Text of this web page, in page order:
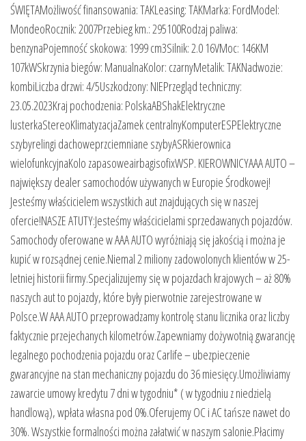
ŚWIĘTAMożliwość finansowania: TAKLeasing: TAKMarka: FordModel:
MondeoRocznik: 2007Przebieg km.: 295100Rodzaj paliwa:
benzynaPojemność skokowa: 1999 cm3Silnik: 2.0 16VMoc: 146KM
107kWSkrzynia biegów: ManualnaKolor: czarnyMetalik: TAKNadwozie:
kombiLiczba drzwi: 4/5Uszkodzony: NIEPrzegląd techniczny:
23.05.2023Kraj pochodzenia: PolskaABShakElektryczne
lusterkaStereoKlimatyzacjaZamek centralnyKomputerESPElektryczne
szybyrelingi dachoweprzciemniane szybyASRkierownica
wielofunkcyjnaKolo zapasoweairbagisofixWSP. KIEROWNICYAAA AUTO –
największy dealer samochodów używanych w Europie Środkowej!
Jesteśmy właścicielem wszystkich aut znajdujących się w naszej
ofercie!NASZE ATUTY:Jesteśmy właścicielami sprzedawanych pojazdów.
Samochody oferowane w AAA AUTO wyróżniają się jakością i można je
kupić w rozsądnej cenie.Niemal 2 miliony zadowolonych klientów w 25-
letniej historii firmy.Specjalizujemy się w pojazdach krajowych – aż 80%
naszych aut to pojazdy, które były pierwotnie zarejestrowane w
Polsce.W AAA AUTO przeprowadzamy kontrolę stanu licznika oraz liczby
faktycznie przejechanych kilometrów.Zapewniamy dożywotnią gwarancję
legalnego pochodzenia pojazdu oraz Carlife – ubezpieczenie
gwarancyjne na stan mechaniczny pojazdu do 36 miesięcy.Umożliwiamy
zawarcie umowy kredytu 7 dni w tygodniu* ( w tygodniu z niedzielą
handlową), wpłata własna pod 0%.Oferujemy OC i AC tańsze nawet do
30%. Wszystkie formalności można załatwić w naszym salonie.Płacimy